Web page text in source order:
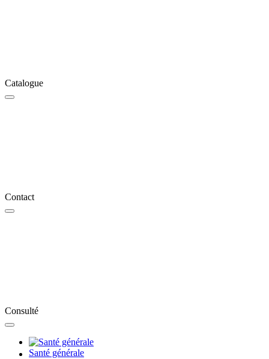
Catalogue
Contact
Consulté
Santé générale